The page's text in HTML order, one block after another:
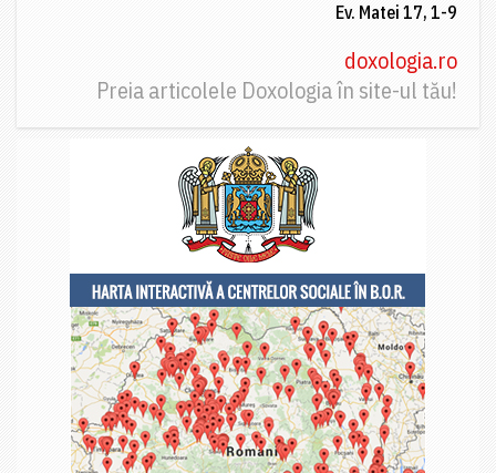
Ev. Matei 17, 1-9
doxologia.ro
Preia articolele Doxologia în site-ul tău!